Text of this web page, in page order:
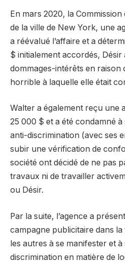
En mars 2020, la Commission
de la ville de New York, une
a réévalué l’affaire et a
$ initialement accordés,
dommages-intérêts en raison
horrible à laquelle elle était
Walter a également reçu une
25 000 $ et a été condamné
anti-discrimination (avec ses
subir une vérification de
société ont décidé de ne pas
travaux ni de travailler
ou Désir.
Par la suite, l’agence a
campagne publicitaire dans
les autres à se manifester et à
discrimination en matière de